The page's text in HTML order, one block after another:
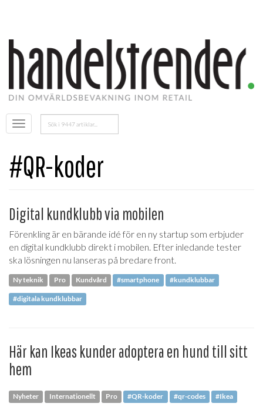
Öppna
menyn
Sök
efter:
#QR-koder
Digital kundklubb via mobilen
Förenkling är en bärande idé för en ny startup som erbjuder
en digital kundklubb direkt i mobilen. Efter inledande tester
ska lösningen nu lanseras på bredare front.
Ny teknik Pro Kundvård #smartphone #kundklubbar
#digitala kundklubbar
Här kan Ikeas kunder adoptera en hund till sitt
hem
Nyheter Internationellt Pro #QR-koder #qr-codes #Ikea